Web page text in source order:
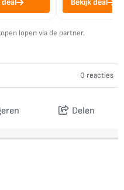
Bekijk deal
lopen via de partner.
0 reacties
Delen